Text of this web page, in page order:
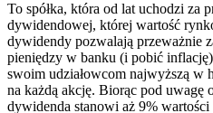
To spółka, która od lat uchodzi za
dywidendowej, której wartość
dywidendy pozwalają przeważnie
pieniędzy w banku (i pobić
swoim udziałowcom najwyższą w
na każdą akcję. Biorąc pod uwagę
dywidenda stanowi aż 9%